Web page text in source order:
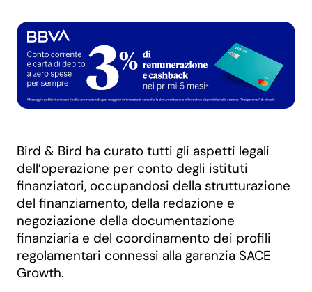
Bird & Bird ha curato tutti gli aspetti legali
dell’operazione per conto degli istituti
finanziatori, occupandosi della strutturazione
del finanziamento, della redazione e
negoziazione della documentazione
finanziaria e del coordinamento dei profili
regolamentari connessi alla garanzia SACE
Growth.